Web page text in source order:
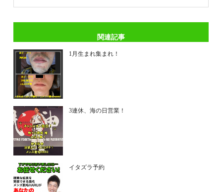
関連記事
1月生まれ集まれ！
3連休、海の日営業！
イタズラ予約